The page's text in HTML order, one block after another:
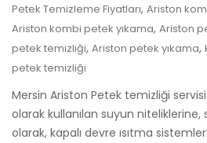
Petek Temizleme Fiyatları, Ariston
Ariston kombi petek yıkama, Ariston
petek temizliği, Ariston petek yıkama,
petek temizliği
Mersin Ariston Petek temizliği
olarak kullanılan suyun niteliklerine,
olarak, kapalı devre ısıtma